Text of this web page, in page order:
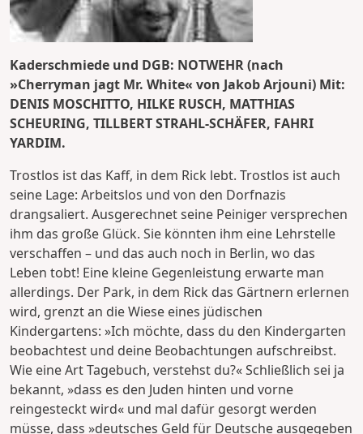
Kaderschmiede und DGB: NOTWEHR (nach
»Cherryman jagt Mr. White« von Jakob Arjouni) Mit:
DENIS MOSCHITTO, HILKE RUSCH, MATTHIAS
SCHEURING, TILLBERT STRAHL-SCHÄFER, FAHRI
YARDIM.
Trostlos ist das Kaff, in dem Rick lebt. Trostlos ist auch
seine Lage: Arbeitslos und von den Dorfnazis
drangsaliert. Ausgerechnet seine Peiniger versprechen
ihm das große Glück. Sie könnten ihm eine Lehrstelle
verschaffen – und das auch noch in Berlin, wo das
Leben tobt! Eine kleine Gegenleistung erwarte man
allerdings. Der Park, in dem Rick das Gärtnern erlernen
wird, grenzt an die Wiese eines jüdischen
Kindergartens: »Ich möchte, dass du den Kindergarten
beobachtest und deine Beobachtungen aufschreibst.
Wie eine Art Tagebuch, verstehst du?« Schließlich sei ja
bekannt, »dass es den Juden hinten und vorne
reingesteckt wird« und mal dafür gesorgt werden
müsse, dass »deutsches Geld für Deutsche ausgegeben